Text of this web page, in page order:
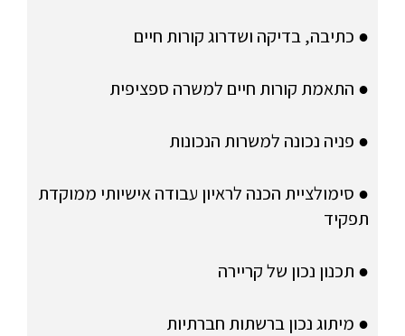
● כתיבה, בדיקה ושדרוג קורות חיים
● התאמת קורות חיים למשרה ספציפית
● פניה נכונה למשרות הנכונות
● סימולציית הכנה לראיון עבודה אישיותי ממוקדת
תפקיד
● תכנון נכון של קריירה
● מיתוג נכון ברשתות חברתיות